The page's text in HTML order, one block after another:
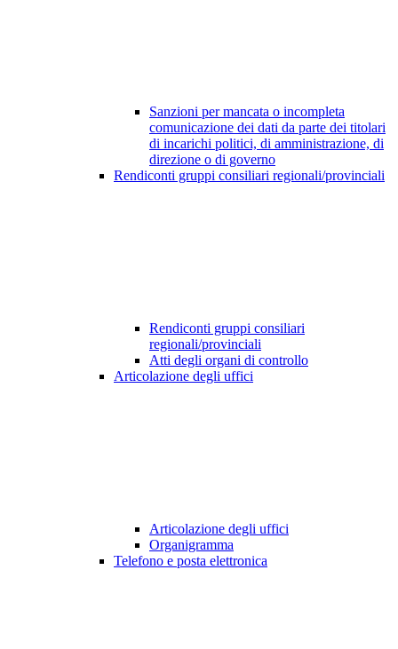
Sanzioni per mancata o incompleta
comunicazione dei dati da parte dei titolari
di incarichi politici, di amministrazione, di
direzione o di governo
Rendiconti gruppi consiliari regionali/provinciali
Rendiconti gruppi consiliari
regionali/provinciali
Atti degli organi di controllo
Articolazione degli uffici
Articolazione degli uffici
Organigramma
Telefono e posta elettronica